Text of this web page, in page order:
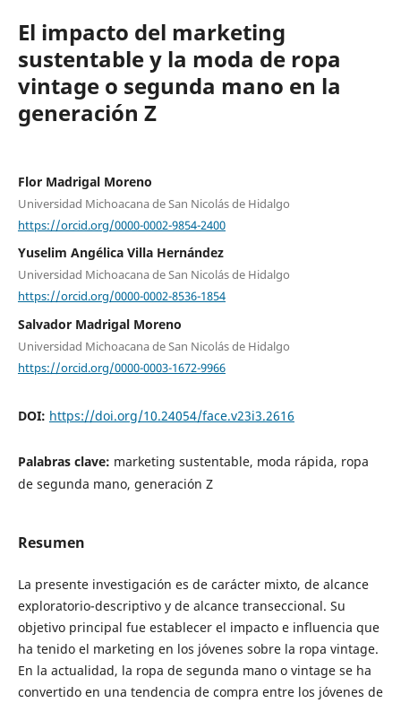
El impacto del marketing
sustentable y la moda de ropa
vintage o segunda mano en la
generación Z
Flor Madrigal Moreno
Universidad Michoacana de San Nicolás de Hidalgo
https://orcid.org/0000-0002-9854-2400
Yuselim Angélica Villa Hernández
Universidad Michoacana de San Nicolás de Hidalgo
https://orcid.org/0000-0002-8536-1854
Salvador Madrigal Moreno
Universidad Michoacana de San Nicolás de Hidalgo
https://orcid.org/0000-0003-1672-9966
DOI: https://doi.org/10.24054/face.v23i3.2616
Palabras clave: marketing sustentable, moda rápida, ropa
de segunda mano, generación Z
Resumen
La presente investigación es de carácter mixto, de alcance
exploratorio-descriptivo y de alcance transeccional. Su
objetivo principal fue establecer el impacto e influencia que
ha tenido el marketing en los jóvenes sobre la ropa vintage.
En la actualidad, la ropa de segunda mano o vintage se ha
convertido en una tendencia de compra entre los jóvenes de